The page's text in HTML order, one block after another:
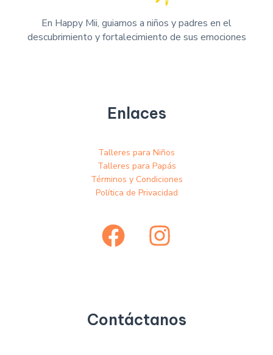
En Happy Mii, guiamos a niños y padres en el
descubrimiento y fortalecimiento de sus emociones
Enlaces
Talleres para Niños
Talleres para Papás
Términos y Condiciones
Política de Privacidad
Contáctanos